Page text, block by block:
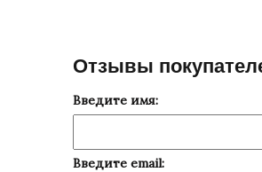
Отзывы
Введите имя:
Введите email: